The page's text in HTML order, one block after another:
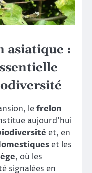
asiatique :
lefrelon
aujourd’hui
et, en
et les
, où les
signalées en